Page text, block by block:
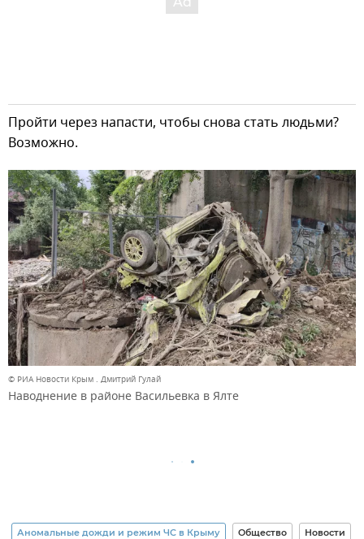
Пройти через напасти, чтобы снова стать людьми?
Возможно.
© РИА Новости Крым . Дмитрий Гулай
Наводнение в районе Васильевка в Ялте
Аномальные дожди и режим ЧС в Крыму Общество Новости